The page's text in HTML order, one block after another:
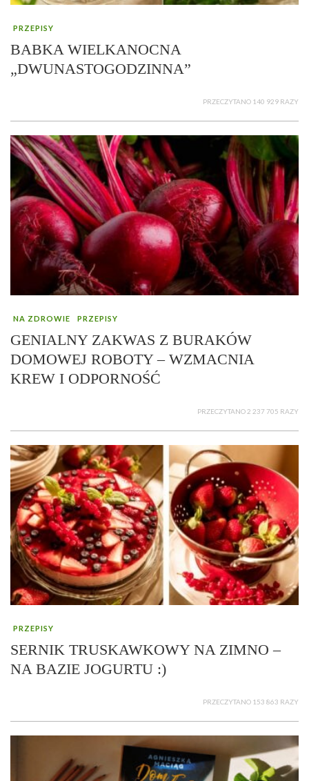
PRZEPISY
BABKA WIELKANOCNA
„DWUNASTOGODZINNA”
PRZECZYTANO 140 929 RAZY
NA ZDROWIE PRZEPISY
GENIALNY ZAKWAS Z BURAKÓW
DOMOWEJ ROBOTY – WZMACNIA
KREW I ODPORNOŚĆ
PRZECZYTANO 2 237 705 RAZY
PRZEPISY
SERNIK TRUSKAWKOWY NA ZIMNO –
NA BAZIE JOGURTU :)
PRZECZYTANO 153 863 RAZY